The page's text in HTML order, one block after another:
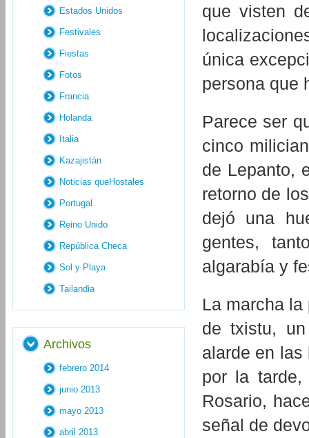
que visten
única
persona que
Parece ser
cinco
de Lepanto,
retorno de
dejó una
gentes,
algarabía y
La marcha
de txistu,
alarde en las
por la
Rosario,
señal de
Estados Unidos
Festivales
Fiestas
Fotos
Francia
Holanda
Italia
Kazajistán
Noticias queHostales
Portugal
Reino Unido
República Checa
Sol y Playa
Tailandia
Archivos
febrero 2014
junio 2013
mayo 2013
abril 2013